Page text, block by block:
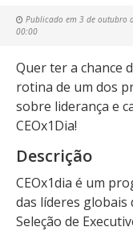
Publicado em 3 de outubro
00:00
Quer ter a chance
rotina de um dos
sobre liderança e
CEOx1Dia!
Descrição
CEOx1dia é um
das líderes globais
Seleção de